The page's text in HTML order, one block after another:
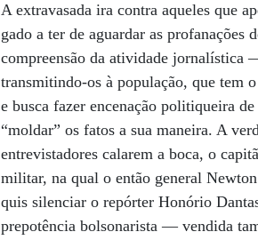
A extravasada ira contra aqueles que
gado a ter de aguardar as
compreensão da atividade jornalística
transmitindo-os à população, que tem
e busca fazer encenação politiqueira
“moldar” os fatos a sua maneira. A
entrevistadores calarem a boca, o
militar, na qual o então general
quis silenciar o repórter Honório
prepotência bolsonarista — vendida